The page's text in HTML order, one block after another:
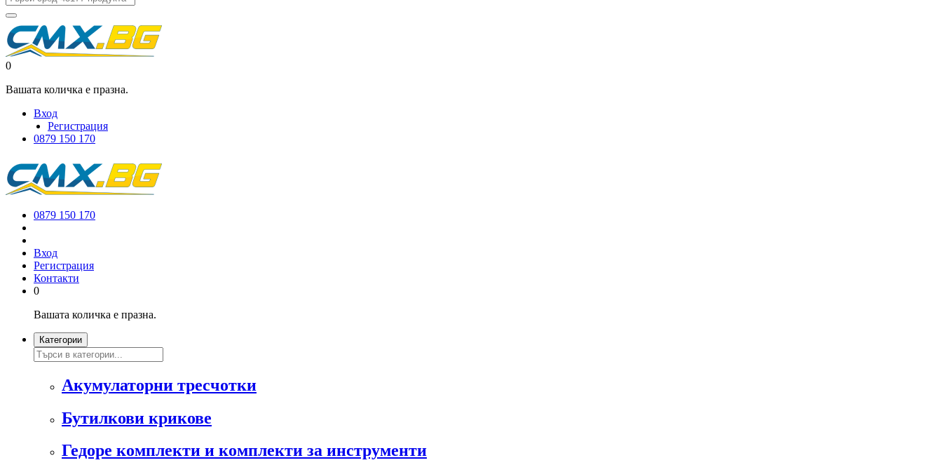
0
Вашата количка е празна.
Вход
Регистрация
0879 150 170
0879 150 170
Вход
Регистрация
Контакти
0
Вашата количка е празна.
Категории
Акумулаторни тресчотки
Бутилкови крикове
Гедоре комплекти и комплекти за инструменти